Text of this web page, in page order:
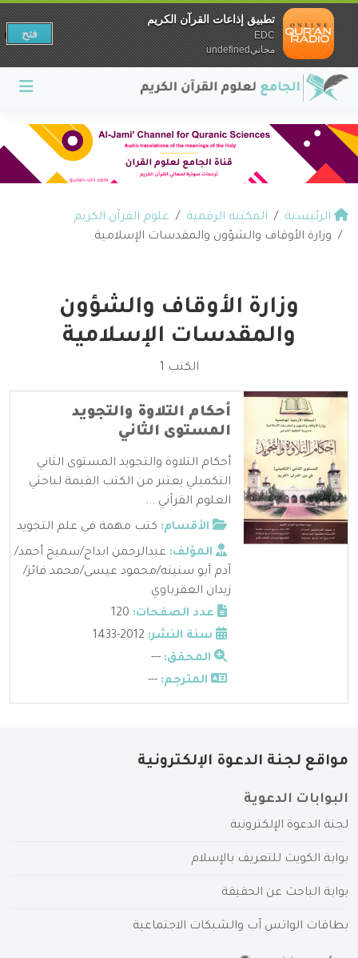
الرئيسية المكتبة الرقمية
علوم القرآن الكريم
وزارة الأوقاف والشؤون والمقدسات الإسلامية
وزارة الأوقاف والشؤون
والمقدسات الإسلامية
الكتب 1
أحكام التلاوة والتجويد
المستوى الثاني
أحكام التلاوة والتجويد المستوى الثاني
التكميلي يعتبر من الكتب القيمة لباحثي
العلوم القرآني ...
الأقسام: كتب مهمة في علم التجويد
المؤلف: عبدالرحمن ابداح/سميح أحمد/
آدم أبو سنينه/محمود عيسى/محمد فائز/
زيدان العقرباوي
عدد الصفحات:
سنة النشر:
المحقق: ---
المترجم: ---
مواقع لجنة الدعوة الإلكترونية
البوابات الدعوية
لجنة الدعوة الإلكترونية
بوابة الكويت للتعريف بالإسلام
بوابة الباحث عن الحقيقة
بطاقات الواتس آب والشبكات الاجتماعية
تطبيق إذاعات القرآن الكريم
EDC
مجانيundefined
فتح